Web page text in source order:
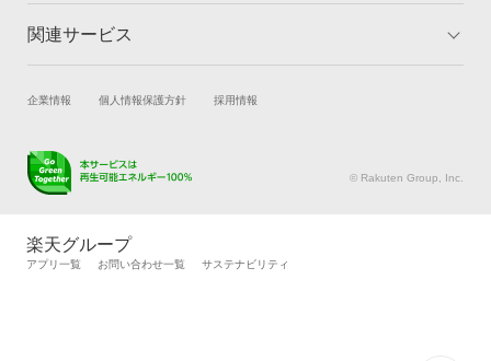
トップ
車検の基礎知識 キャンペーン一覧
関連サービス
試乗・商談 新車購入
キズ修理予約
メンテナンス管理
タイヤ交換サービス
自動車カタログ 自動車保険
企業情報 個人情報保護方針 採用情報
© Rakuten Group, Inc.
楽天グループ
アプリ一覧 お問い合わせ一覧 サステナビリティ